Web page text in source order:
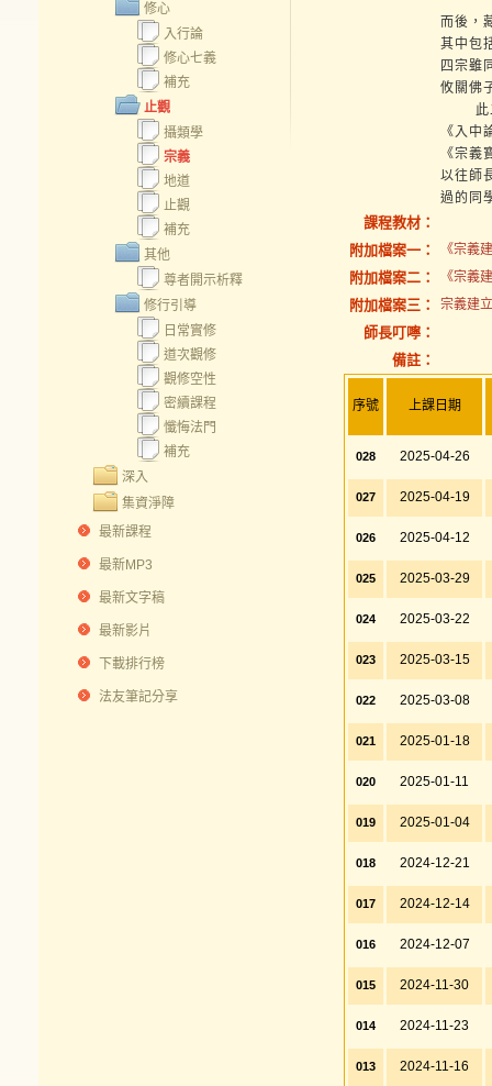
修心
入行論
修心七義
補充
止觀
攝類學
宗義
地道
止觀
補充
其他
尊者開示析釋
修行引導
日常實修
道次觀修
觀修空性
密續課程
懺悔法門
補充
深入
集資淨障
最新課程
最新MP3
最新文字稿
最新影片
下載排行榜
法友筆記分享
而後，
其中包
四宗雖
攸關佛
此二
《入
《宗
以往師
過的同
課程教材：
附加檔案一：
《宗義
附加檔案二： 《宗義
附加檔案三： 宗義建
師長叮嚀：
備註：
序號 上課日期
028 2025-04-26
027 2025-04-19
026 2025-04-12
025 2025-03-29
024 2025-03-22
023 2025-03-15
022 2025-03-08
021 2025-01-18
020 2025-01-11
019 2025-01-04
018 2024-12-21
017 2024-12-14
016 2024-12-07
015 2024-11-30
014 2024-11-23
013 2024-11-16